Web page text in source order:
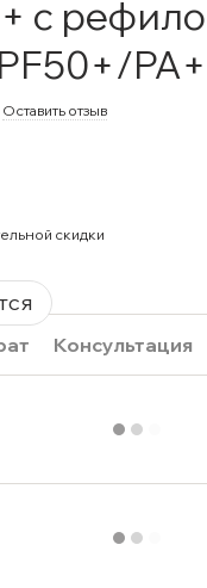
c
Оставить отзыв
скидки
Консультация